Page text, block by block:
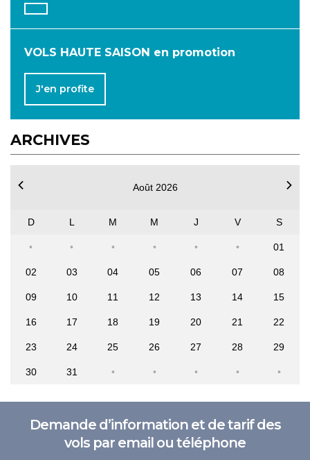
VOLS HAUTE SAISON en promotion
J'en profite
ARCHIVES
OCTOBRE
Août 2026
D L M M J V S
01
02 03 04 05 06 07 08
09 10 11 12 13 14 15
16 17 18 19 20 21 22
23 24 25 26 27 28 29
30 31
Demande d’information et de tarif des
vols par email ou téléphone